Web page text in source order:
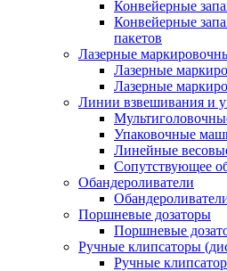
Конвейерные
Конвейерные
пакетов
Лазерные
Лазерные
Лазерные
Линии взвешивания и
Упаковочные
Линейные
Сопутствующее
Обандероливатели
Поршневые дозаторы
Поршневые
Ручные клипсаторы
Ручные